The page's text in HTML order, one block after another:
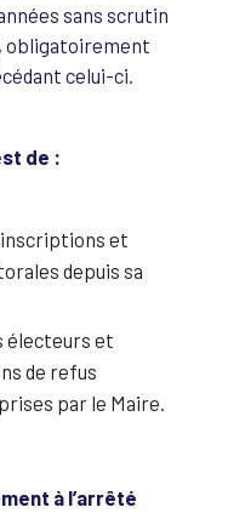
sans scrutin
obligatoirement
celui-ci.
de :
et
depuis sa
électeurs et
de refus
par le Maire.
à l’arrêté